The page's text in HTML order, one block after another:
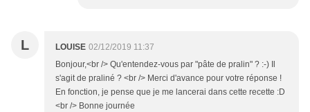
L LOUISE 02/12/2019 11:37
Bonjour,<br /> Qu'entendez-vous par "pâte de pralin" ? :-) Il
s'agit de praliné ? <br /> Merci d'avance pour votre réponse !
En fonction, je pense que je me lancerai dans cette recette :D
<br /> Bonne journée